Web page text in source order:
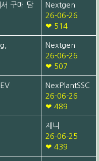
구매 담
Nextgen
26-06-26
❤ 514
Nextgen
26-06-26
❤ 507
NexPlantSSC
26-06-26
❤ 489
제니
26-06-25
❤ 439